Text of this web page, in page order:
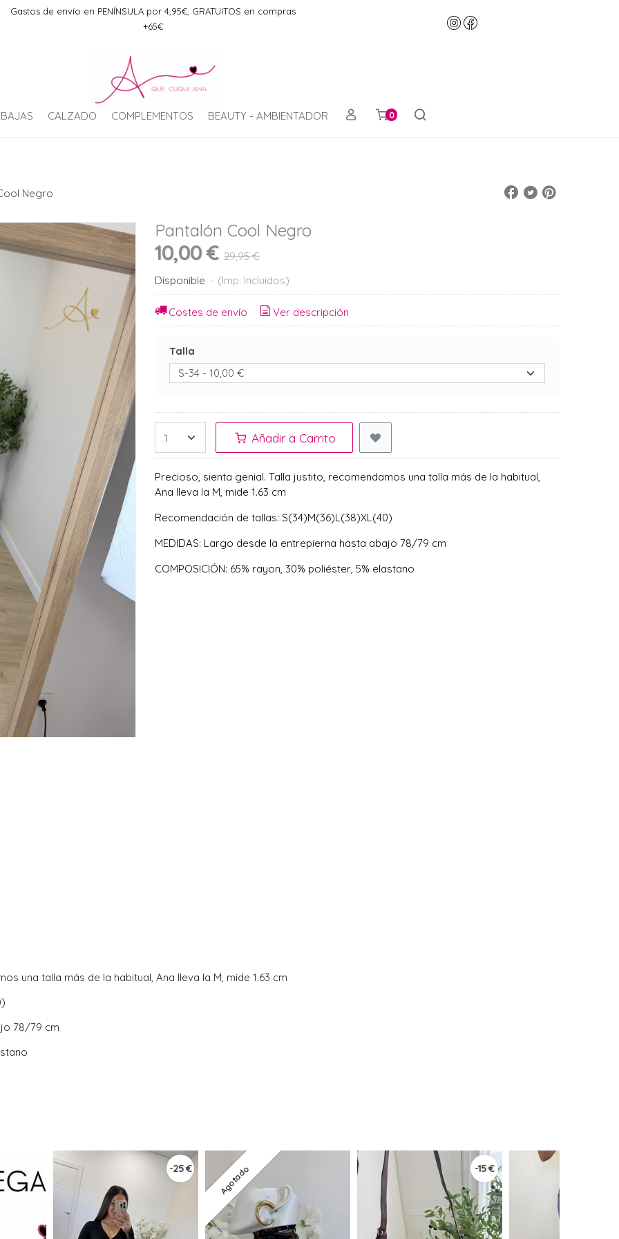
Gastos de envío en PENÍNSULA por 4,95€, GRATUITOS en compras
+65€
CALZADO COMPLEMENTOS BEAUTY - AMBIENTADOR 0
Negro
Pantalón Cool Negro
10,00 € 29,95 €
Disponible - (Imp. Incluidos)
Costes de envío Ver descripción
Talla
Añadir a Carrito
Precioso, sienta genial. Talla justito, recomendamos una talla más de la habitual,
Ana lleva la M, mide 1.63 cm
Recomendación de tallas: S(34)M(36)L(38)XL(40)
MEDIDAS: Largo desde la entrepierna hasta abajo 78/79 cm
COMPOSICIÓN: 65% rayon, 30% poliéster, 5% elastano
una talla más de la habitual, Ana lleva la M, mide 1.63 cm
78/79 cm
-25 € Agotado -15 €